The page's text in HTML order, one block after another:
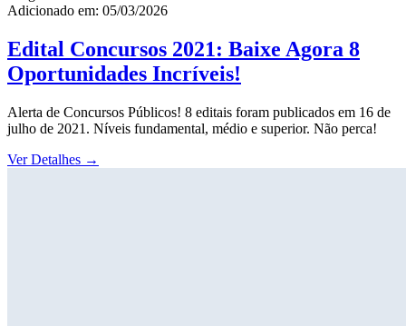
Adicionado em: 05/03/2026
Edital Concursos 2021: Baixe Agora 8
Oportunidades Incríveis!
Alerta de Concursos Públicos! 8 editais foram publicados em 16 de
julho de 2021. Níveis fundamental, médio e superior. Não perca!
Ver Detalhes →